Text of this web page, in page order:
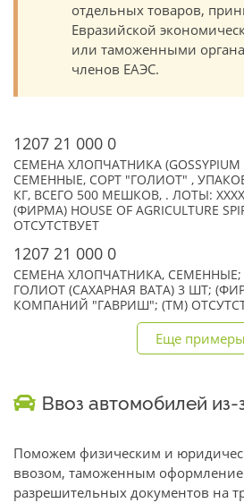
отдельных товаров,
Евразийской
или таможенными
членов ЕАЭС.
1207 21 000 0
СЕМЕНА ХЛОПЧАТНИКА (GOSSYPIUM
СЕМЕННЫЕ, СОРТ "ГОЛИОТ" ,
КГ, ВСЕГО 500 МЕШКОВ, . ЛОТЫ:
(ФИРМА) HOUSE OF AGRICULTURE
ОТСУТСТВУЕТ
1207 21 000 0
СЕМЕНА ХЛОПЧАТНИКА,
ГОЛИОТ (САХАРНАЯ ВАТА) 3 ШТ;
КОМПАНИЙ "ГАВРИШ"; (TM)
Еще примеры
Ввоз автомобилей
Поможем физическим и
ввозом, таможенным
разрешительных документов на